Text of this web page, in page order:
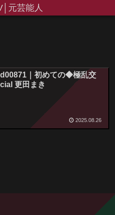
元芸能人
｜初めての◆極乱交
更田まき
2025.08.26